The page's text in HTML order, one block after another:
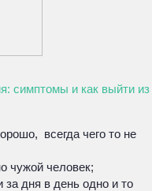
симптомы и как выйти из
всегда чего то не
чужой человек;
дня в день одно и то